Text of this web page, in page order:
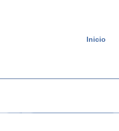
Inicio